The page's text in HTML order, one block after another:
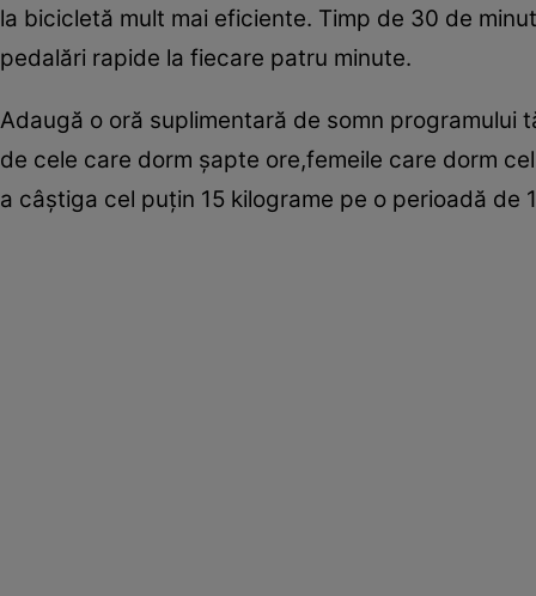
la bicicletă mult mai eficiente. Timp de 30 de
pedalări rapide la fiecare patru minute.
Adaugă o oră suplimentară de somn
de cele care dorm şapte ore,femeile care dorm
a câştiga cel puţin 15 kilograme pe o perioadă de